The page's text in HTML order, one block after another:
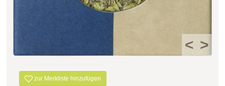
< >
zur Merkliste hinzufügen